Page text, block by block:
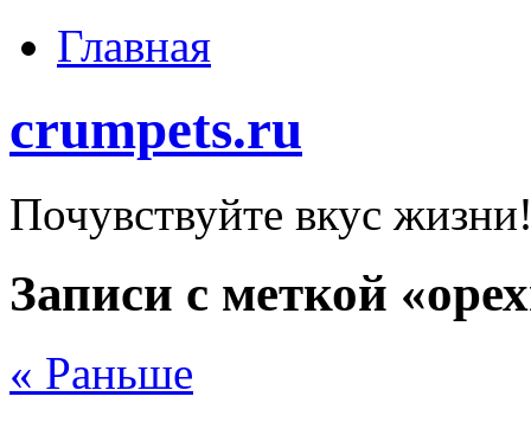
Главная
crumpets.ru
Почувствуйте вкус
Записи с меткой
« Раньше